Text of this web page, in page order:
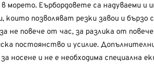
морето. Еърбордовете са надуваеми и
позволяват резки завои и бързо
не повече от час, за разлика от
постоянство и усилие.
носене и не е необходима специална